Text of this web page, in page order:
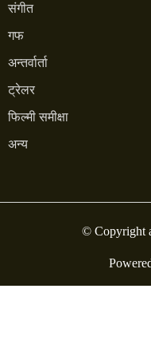
संगीत
गफ
अन्तर्वार्ता
ट्रेलर
फिल्मी समीक्षा
अन्य
© Copyright